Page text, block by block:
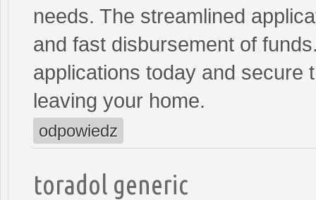
needs. The streamlined
and fast disbursement of
applications today and secure
leaving your home.
odpowiedz
toradol generic